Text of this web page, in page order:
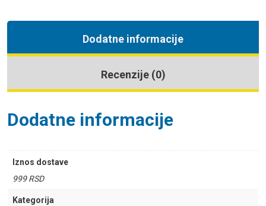
Dodatne informacije
Recenzije (0)
Dodatne informacije
Iznos dostave
999 RSD
Kategorija